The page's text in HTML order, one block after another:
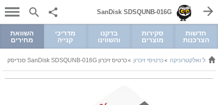
SanDisk SDSQUNB-016G
חדשות
הצרכנות
סקירות
מוצרים
בדקנו
והשווינו
מדריכי
קנייה
השוואת
מחירים
חשמל ואלקטרוניקה >כרטיסי זיכרון >כרטיס זיכרון SanDisk SDSQUNB-016G סנדיסק